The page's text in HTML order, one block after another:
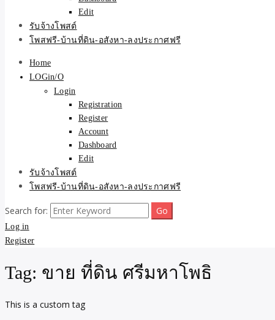
Edit
รับจ้างโพสต์
โพสฟรี-บ้านที่ดิน-อสังหา-ลงประกาศฟรี
Home
LOGin/O
Login
Registration
Register
Account
Dashboard
Edit
รับจ้างโพสต์
โพสฟรี-บ้านที่ดิน-อสังหา-ลงประกาศฟรี
Search for:
Log in
Register
Tag: ขาย ที่ดิน ศรีมหาโพธิ
This is a custom tag